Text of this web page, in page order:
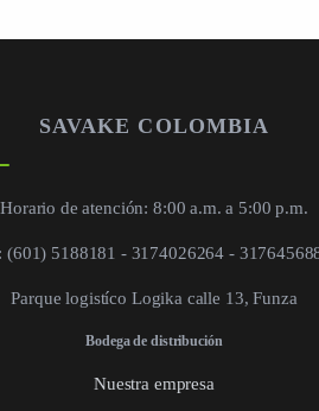
SAVAKE COLOMBIA
Horario de atención: 8:00 a.m. a 5:00 p.m.
(601) 5188181 - 3174026264 -
Parque logistíco Logika calle 13, Funza
Bodega de distribución
Nuestra empresa